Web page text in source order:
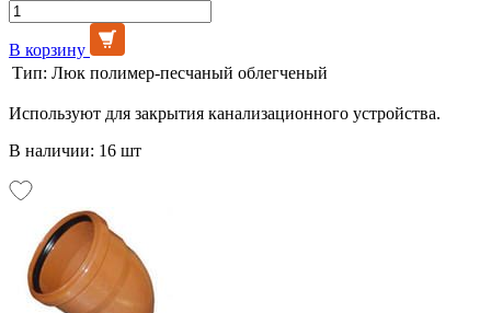
В корзину
Тип: Люк полимер-песчаный облегченый
Используют для закрытия канализационного устройства.
В наличии: 16 шт